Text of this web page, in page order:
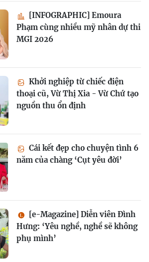
[INFOGRAPHIC] Emoura
Phạm cùng nhiều mỹ nhân dự thi
MGI 2026
Khởi nghiệp từ chiếc điện
thoại cũ, Vừ Thị Xia - Vừ Chứ tạo
nguồn thu ổn định
Cái kết đẹp cho chuyện tình 6
năm của chàng ‘Cụt yêu đời’
[e-Magazine] Diễn viên Đình
Hưng: ‘Yêu nghề, nghề sẽ không
phụ mình’